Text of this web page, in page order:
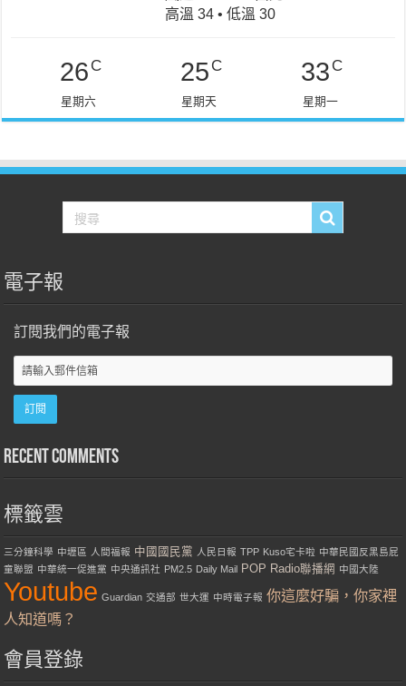
高溫 34 • 低溫 30
26 C
星期六
25 C
星期天
33 C
星期一
電子報
訂閱我們的電子報
Recent Comments
標籤雲
三分鐘科學 中壢區 人間福報 中國國民黨 人民日報 TPP Kuso宅卡啦 中華民國反黑島屁
童聯盟 中華統一促進黨 中央通訊社 PM2.5 Daily Mail POP Radio聯播網 中國大陸
Youtube Guardian 交通部 世大運 中時電子報 你這麼好騙，你家裡
人知道嗎？
會員登錄